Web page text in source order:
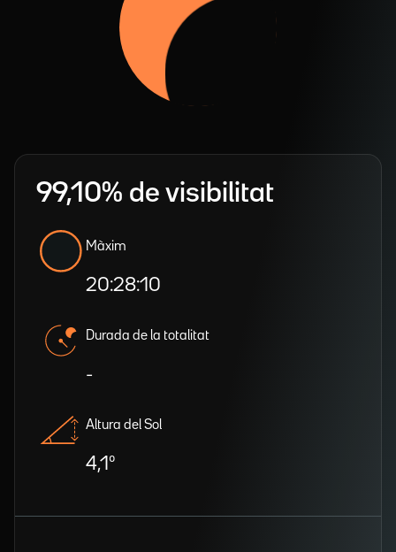
99,10% de visibilitat
Màxim
20:28:10
Durada de la totalitat
-
Altura del Sol
4,1º